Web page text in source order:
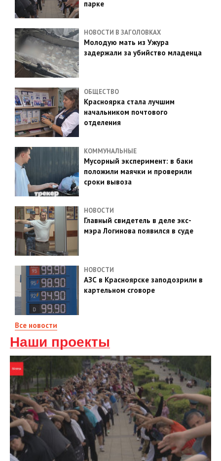
парке
НОВОСТИ В ЗАГОЛОВКАХ
Молодую мать из Ужура
задержали за убийство младенца
ОБЩЕСТВО
Красноярка стала лучшим
начальником почтового
отделения
КОММУНАЛЬНЫЕ
Мусорный эксперимент: в баки
положили маячки и проверили
сроки вывоза
НОВОСТИ
Главный свидетель в деле экс-
мэра Логинова появился в суде
НОВОСТИ
АЗС в Красноярске заподозрили в
картельном сговоре
Все новости
Наши проекты